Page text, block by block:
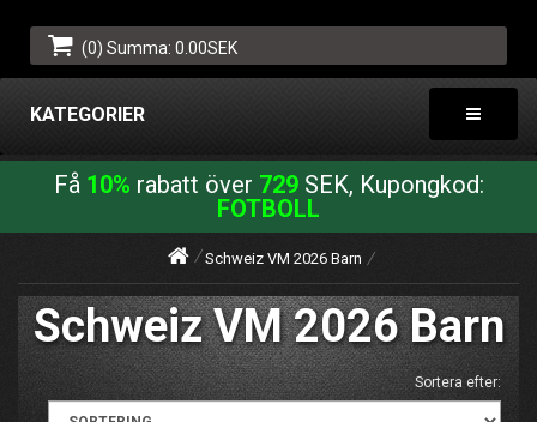
(0) Summa: 0.00SEK
KATEGORIER
Få 10% rabatt över 729SEK, Kupongkod:
FOTBOLL
Schweiz VM 2026 Barn
Schweiz VM 2026 Barn
Sortera efter: